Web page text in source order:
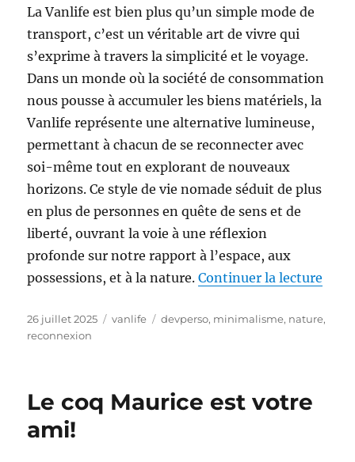
La Vanlife est bien plus qu’un simple mode de
transport, c’est un véritable art de vivre qui
s’exprime à travers la simplicité et le voyage.
Dans un monde où la société de consommation
nous pousse à accumuler les biens matériels, la
Vanlife représente une alternative lumineuse,
permettant à chacun de se reconnecter avec
soi-même tout en explorant de nouveaux
horizons. Ce style de vie nomade séduit de plus
en plus de personnes en quête de sens et de
liberté, ouvrant la voie à une réflexion
profonde sur notre rapport à l’espace, aux
possessions, et à la nature.Continuer la lecture
Publié
le
26 juillet 2025 Catégories
vanlife Étiquettes
devperso, minimalisme, nature,
reconnexion
Le coq Maurice est votre
ami!